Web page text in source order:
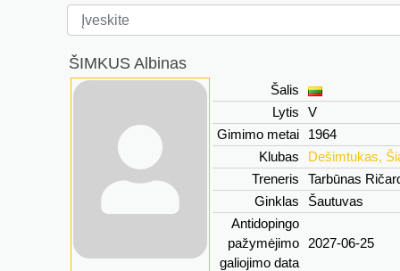
ŠIMKUS Albinas
Šalis
Lytis
V
Gimimo metai
1964
Klubas
Dešimtukas,
Treneris
Tarbūnas
Ginklas
Šautuvas
Antidopingo
pažymėjimo
galiojimo data
2027-06-25